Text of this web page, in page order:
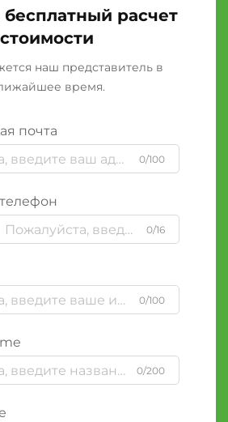
бесплатный расчет
стоимости
наш представитель в
время.
почта
0/100
0/16
0/100
0/200